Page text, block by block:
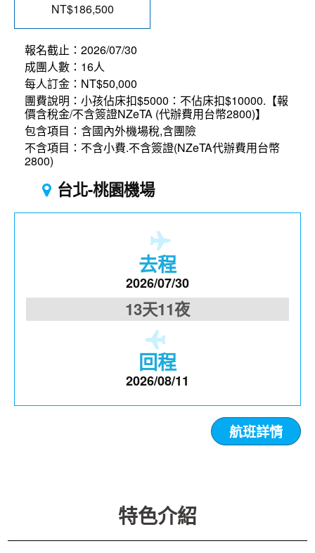
NT$186,500
報名截止：2026/07/30
成團人數：16人
每人訂金：NT$50,000
團費說明：小孩佔床扣$5000：不佔床扣$10000.【報
價含稅金/不含簽證NZeTA (代辦費用台幣2800)】
包含項目：含國內外機場稅,含團險
不含項目：不含小費.不含簽證(NZeTA代辦費用台幣
2800)
台北-桃園機場
去程
2026/07/30
13天11夜
回程
2026/08/11
航班詳情
特色介紹